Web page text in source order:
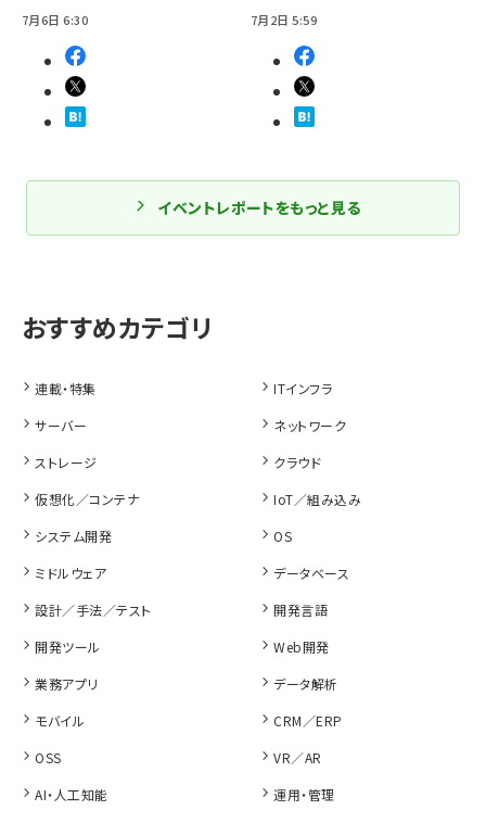
7月6日 6:30 7月2日 5:59
イベントレポートをもっと見る
連載・特集
ITインフラ
サーバー
ネットワーク
ストレージ
クラウド
仮想化／コンテナ
IoT／組み込み
システム開発
OS
ミドルウェア
データベース
設計／手法／テスト
開発言語
開発ツール
Web開発
業務アプリ
データ解析
モバイル
CRM／ERP
OSS
VR／AR
AI・人工知能
運用・管理